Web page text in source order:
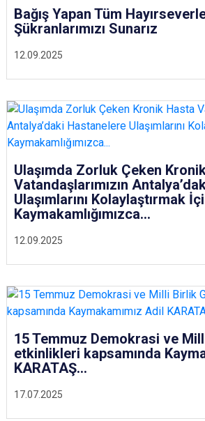
12.09.2025
Bağış Yapan Tüm
Şükranlarımızı Sunarız
12.09.2025
Ulaşımda Zorluk Çeken
Vatandaşlarımızın
Ulaşımlarını Kolaylaştırmak
Kaymakamlığımızca...
17.07.2025
15 Temmuz Demokrasi ve
etkinlikleri kapsamında
KARATAŞ...